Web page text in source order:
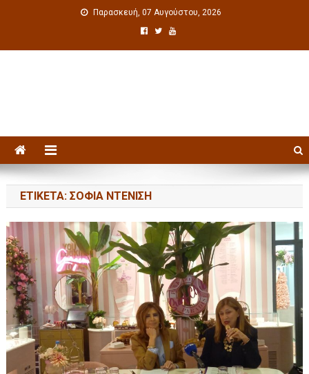
Παρασκευή, 07 Αυγούστου, 2026
ΕΤΙΚΈΤΑ: ΣΟΦΊΑ ΝΤΕΝΊΣΗ